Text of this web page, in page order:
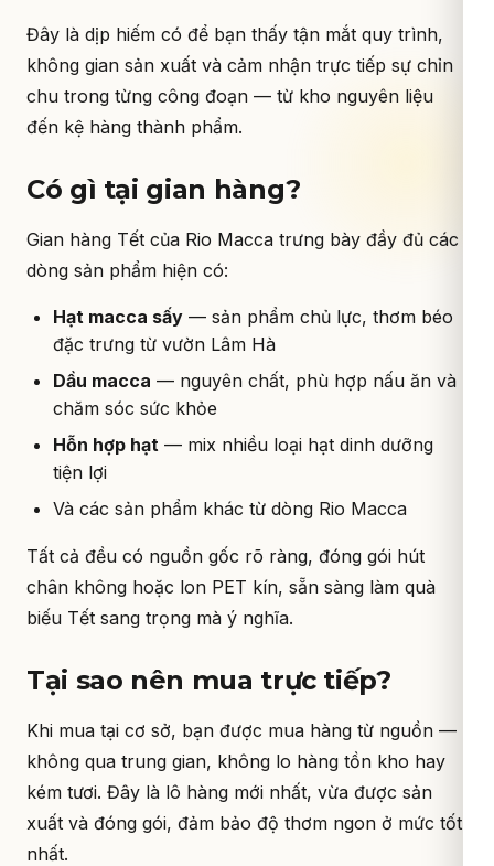
Đây là dịp hiếm có để bạn thấy tận mắt quy trình,
không gian sản xuất và cảm nhận trực tiếp sự chỉn
chu trong từng công đoạn — từ kho nguyên liệu
đến kệ hàng thành phẩm.
Có gì tại gian hàng?
Gian hàng Tết của Rio Macca trưng bày đầy đủ các
dòng sản phẩm hiện có:
Hạt macca sấy — sản phẩm chủ lực, thơm béo
đặc trưng từ vườn Lâm Hà
Dầu macca — nguyên chất, phù hợp nấu ăn và
chăm sóc sức khỏe
Hỗn hợp hạt — mix nhiều loại hạt dinh dưỡng
tiện lợi
Và các sản phẩm khác từ dòng Rio Macca
Tất cả đều có nguồn gốc rõ ràng, đóng gói hút
chân không hoặc lon PET kín, sẵn sàng làm quà
biếu Tết sang trọng mà ý nghĩa.
Tại sao nên mua trực tiếp?
Khi mua tại cơ sở, bạn được mua hàng từ nguồn —
không qua trung gian, không lo hàng tồn kho hay
kém tươi. Đây là lô hàng mới nhất, vừa được sản
xuất và đóng gói, đảm bảo độ thơm ngon ở mức tốt
nhất.